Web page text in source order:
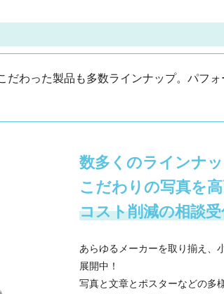
わった製品も多数ラインナップ。パフ
数多くのラインナッ
こだわりの写真を高
コスト削減の相談
あらゆるメーカーを取り揃え、
展開中！
写真と文章とポスターなどの多